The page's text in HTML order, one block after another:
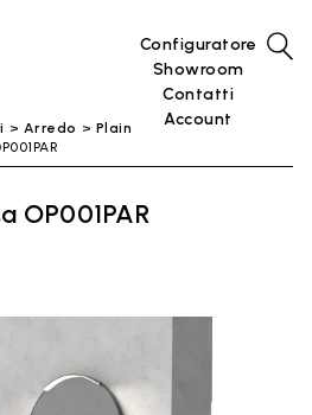
Configuratore
Showroom
Contatti
Account
Arredo
Plain
OP001PAR